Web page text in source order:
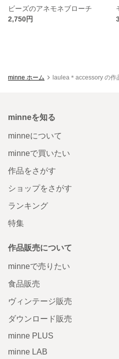
ビーズのアネモネブローチ
2,750円
minne ホーム laulea＊accessory の作
minneを知る
minneについて
minneで買いたい
作品をさがす
ショップをさがす
ランキング
特集
作品販売について
minneで売りたい
食品販売
ヴィンテージ販売
ダウンロード販売
minne PLUS
minne LAB